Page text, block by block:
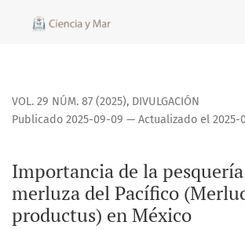
Importancia de la pesquería de la
VOL. 29 NÚM. 87 (2025), DIVULGACIÓN
Importancia de la
merluza del Pacífico
productus) en México
Publicado 2025-09-09 — Actualizado el 2025-